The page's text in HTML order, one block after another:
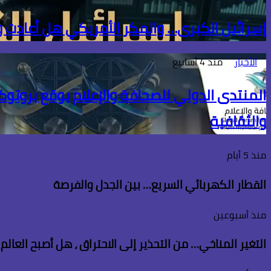
إسرائيل الكبرى… والمكر الأمريكي هل
الأخبار منذ 4 أسابيع
المنتدى الدولي للصحافة والإعلام يوقع
والثقافية
منذ 5 أيام
القطار الكهربائي السريع… بين الجدل والفرصة
منذ أسبوعين
التغير المناخي… من التحذير إلى الاحتراق ، هل أصبح